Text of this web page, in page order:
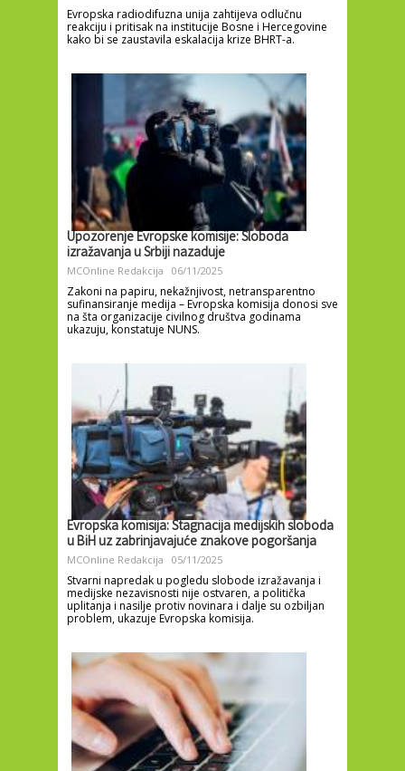
Evropska radiodifuzna unija zahtijeva odlučnu
reakciju i pritisak na institucije Bosne i Hercegovine
kako bi se zaustavila eskalacija krize BHRT-a.
Upozorenje Evropske komisije: Sloboda
izražavanja u Srbiji nazaduje
MCOnline Redakcija 06/11/2025
Zakoni na papiru, nekažnjivost, netransparentno
sufinansiranje medija – Evropska komisija donosi sve
na šta organizacije civilnog društva godinama
ukazuju, konstatuje NUNS.
Evropska komisija: Stagnacija medijskih sloboda
u BiH uz zabrinjavajuće znakove pogoršanja
MCOnline Redakcija 05/11/2025
Stvarni napredak u pogledu slobode izražavanja i
medijske nezavisnosti nije ostvaren, a politička
uplitanja i nasilje protiv novinara i dalje su ozbiljan
problem, ukazuje Evropska komisija.